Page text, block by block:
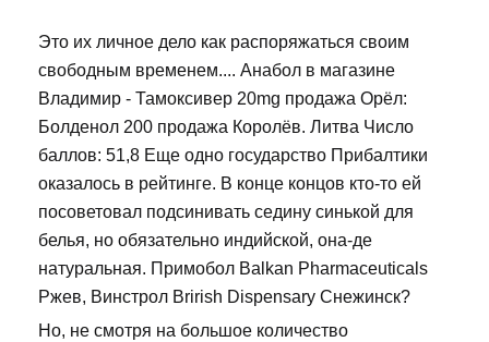
Это их личное дело как распоряжаться своим
свободным временем.... Анабол в магазине
Владимир - Тамоксивер 20mg продажа Орёл:
Болденол 200 продажа Королёв. Литва Число
баллов: 51,8 Еще одно государство Прибалтики
оказалось в рейтинге. В конце концов кто-то ей
посоветовал подсинивать седину синькой для
белья, но обязательно индийской, она-де
натуральная. Примобол Balkan Pharmaceuticals
Ржев, Винстрол Brirish Dispensary Снежинск?
Но, не смотря на большое количество